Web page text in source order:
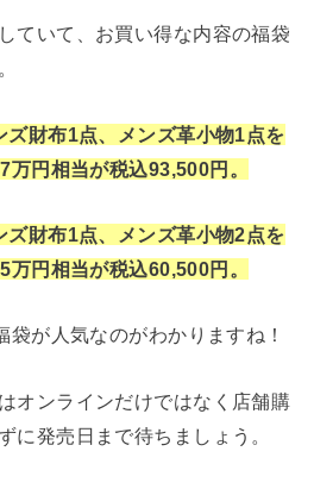
ていて、お買い得な内容の福袋
ズ財布1点、メンズ革小物1点を
円相当が税込93,500円。
ズ財布1点、メンズ革小物2点を
円相当が税込60,500円。
が人気なのがわかりますね！
オンラインだけではなく店舗購
に発売日まで待ちましょう。